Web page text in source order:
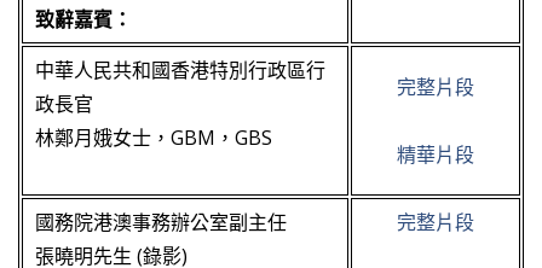
致辭嘉賓：
中華人民共和國香港特別行政區行
政長官
林鄭月娥女士，GBM，GBS
完整片段
精華片段
國務院港澳事務辦公室副主任
張曉明先生 (錄影)
完整片段